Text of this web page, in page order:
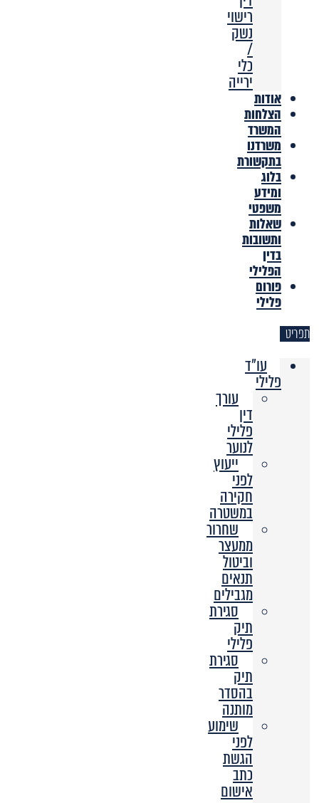
רישוי
נשק
/
כלי
ירייה
אודות
הצלחות
המשרד
משרדנו
בתקשורת
בלוג
ומידע
משפטי
שאלות
ותשובות
בדין
הפלילי
פורום
פלילי
תפריט
עו"ד
פלילי
עורך
דין
פלילי
לנוער
ייעוץ
לפני
חקירה
במשטרה
שחרור
ממעצר
וביטול
תנאים
מגבילים
סגירת
תיק
פלילי
סגירת
תיק
בהסדר
מותנה
שימוע
לפני
הגשת
כתב
אישום